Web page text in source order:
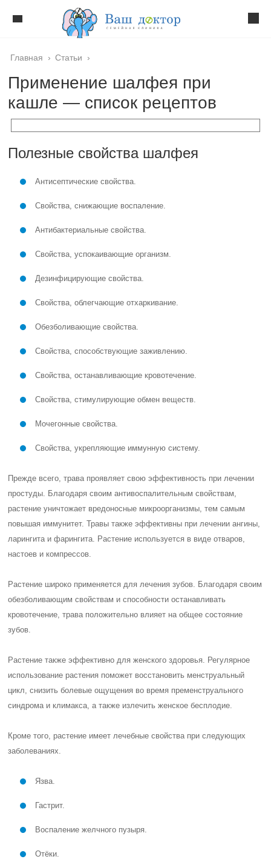
Главная › Статьи ›
Применение шалфея при
кашле — список рецептов
Полезные свойства шалфея
Антисептические свойства.
Свойства, снижающие воспаление.
Антибактериальные свойства.
Свойства, успокаивающие организм.
Дезинфицирующие свойства.
Свойства, облегчающие отхаркивание.
Обезболивающие свойства.
Свойства, способствующие заживлению.
Свойства, останавливающие кровотечение.
Свойства, стимулирующие обмен веществ.
Мочегонные свойства.
Свойства, укрепляющие иммунную систему.
Прежде всего, трава проявляет свою эффективность при лечении
простуды. Благодаря своим антивоспалительным свойствам,
растение уничтожает вредоносные микроорганизмы, тем самым
повышая иммунитет. Травы также эффективны при лечении ангины,
ларингита и фарингита. Растение используется в виде отваров,
настоев и компрессов.
Растение широко применяется для лечения зубов. Благодаря своим
обезболивающим свойствам и способности останавливать
кровотечение, трава положительно влияет на общее состояние
зубов.
Растение также эффективно для женского здоровья. Регулярное
использование растения поможет восстановить менструальный
цикл, снизить болевые ощущения во время пременструального
синдрома и климакса, а также излечить женское бесплодие.
Кроме того, растение имеет лечебные свойства при следующих
заболеваниях.
Язва.
Гастрит.
Воспаление желчного пузыря.
Отёки.